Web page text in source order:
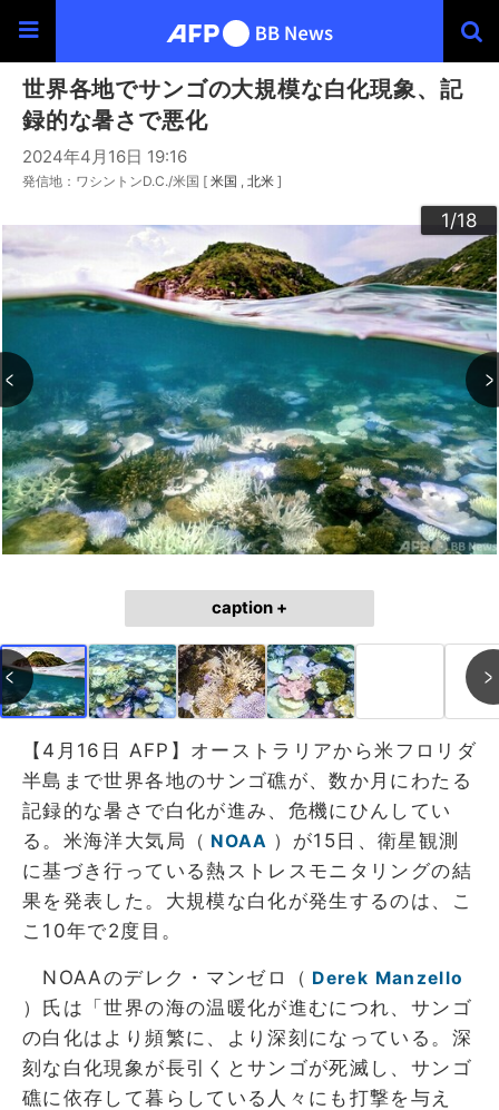
世界各地でサンゴの大規模な白化現象、記
録的な暑さで悪化
2024年4月16日 19:16
発信地：ワシントンD.C./米国 [ 米国 北米 ]
1/18
2/18
3/18
4/18
5/18
6/18
7/18
8/18
9/18
10/18
11/18
12/18
13/18
14/18
15/18
16/18
17/18
18/18
caption +
【4月16日 AFP】オーストラリアから米フロリダ
半島まで世界各地のサンゴ礁が、数か月にわたる
記録的な暑さで白化が進み、危機にひんしてい
る。米海洋大気局（ NOAA ）が15日、衛星観測
に基づき行っている熱ストレスモニタリングの結
果を発表した。大規模な白化が発生するのは、こ
こ10年で2度目。
NOAAのデレク・マンゼロ（ Derek Manzello
）氏は「世界の海の温暖化が進むにつれ、サンゴ
の白化はより頻繁に、より深刻になっている。深
刻な白化現象が長引くとサンゴが死滅し、サンゴ
礁に依存して暮らしている人々にも打撃を与え